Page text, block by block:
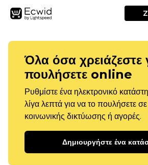
Όλα όσα χρειάζεστε
πουλήσετε online
Ρυθμίστε ένα ηλεκτρονικό
λίγα λεπτά για να το πουλήσετε
κοινωνικής δικτύωσης ή αγορές.
Δημιουργήστε ένα